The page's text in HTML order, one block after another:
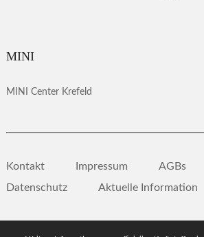
MINI
MINI Center Krefeld
Kontakt Impressum
AGBs
Datenschutz
Aktuelle Information